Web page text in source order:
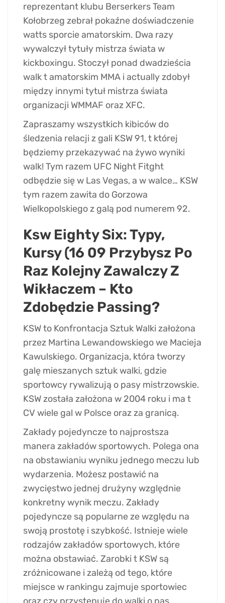
reprezentant klubu Berserkers Team
Kołobrzeg zebrał pokaźne doświadczenie
watts sporcie amatorskim. Dwa razy
wywalczył tytuły mistrza świata w
kickboxingu. Stoczył ponad dwadzieścia
walk t amatorskim MMA i actually zdobył
między innymi tytuł mistrza świata
organizacji WMMAF oraz XFC.
Zapraszamy wszystkich kibiców do
śledzenia relacji z gali KSW 91, t której
będziemy przekazywać na żywo wyniki
walk! Tym razem UFC Night Fitght
odbędzie się w Las Vegas, a w walce… KSW
tym razem zawita do Gorzowa
Wielkopolskiego z galą pod numerem 92.
Ksw Eighty Six: Typy,
Kursy (16 09 Przybysz Po
Raz Kolejny Zawalczy Z
Wikłaczem – Kto
Zdobędzie Passing?
KSW to Konfrontacja Sztuk Walki założona
przez Martina Lewandowskiego we Macieja
Kawulskiego. Organizacja, która tworzy
galę mieszanych sztuk walki, gdzie
sportowcy rywalizują o pasy mistrzowskie.
KSW została założona w 2004 roku i ma t
CV wiele gal w Polsce oraz za granicą.
Zakłady pojedyncze to najprostsza
manera zakładów sportowych. Polega ona
na obstawianiu wyniku jednego meczu lub
wydarzenia. Możesz postawić na
zwycięstwo jednej drużyny względnie
konkretny wynik meczu. Zakłady
pojedyncze są popularne ze względu na
swoją prostotę i szybkość. Istnieje wiele
rodzajów zakładów sportowych, które
można obstawiać. Zarobki t KSW są
zróżnicowane i zależą od tego, które
miejsce w rankingu zajmuje sportowiec